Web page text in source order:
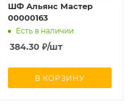
ШФ Альянс Мастер
00000163
Есть в наличии
384.30 ₽/шт
В КОРЗИНУ